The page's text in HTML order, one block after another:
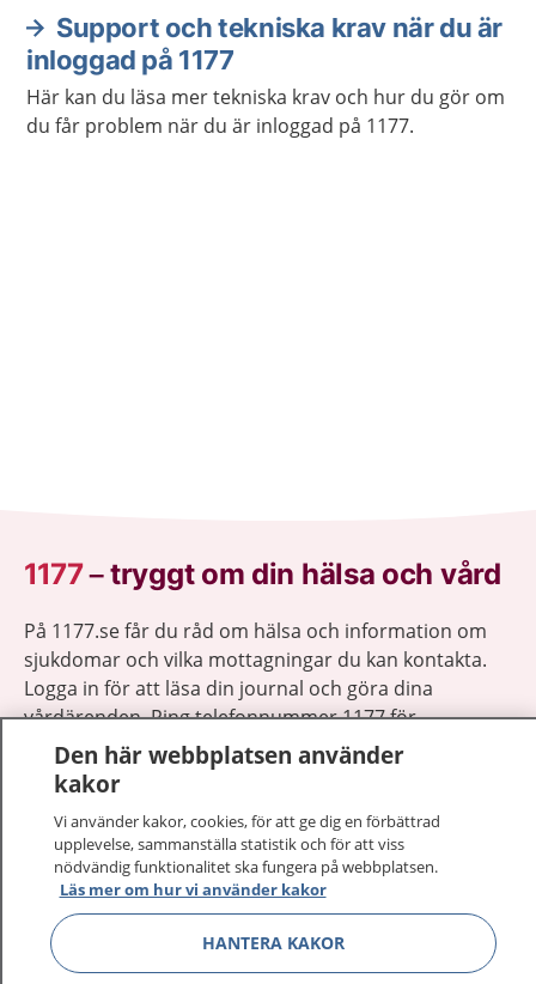
Support och tekniska krav när du är
inloggad på 1177
Här kan du läsa mer tekniska krav och hur du gör om
du får problem när du är inloggad på 1177.
1177–tryggt om din hälsa och vård
På 1177.se får du råd om hälsa och information om
sjukdomar och vilka mottagningar du kan kontakta.
Logga in för att läsa din journal och göra dina
vårdärenden. Ring telefonnummer 1177 för
sjukvårdsrådgivning dygnet runt.
1177 ger dig råd när du vill må bättre.
1177 på flera språk Visa
Den här webbplatsen använder
kakor
Vi använder kakor, cookies, för att ge dig en förbättrad
upplevelse, sammanställa statistik och för att viss
nödvändig funktionalitet ska fungera på webbplatsen.
Läs mer om hur vi använder kakor
HANTERA KAKOR